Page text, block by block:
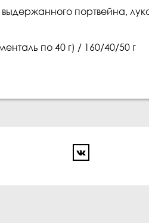
выдержанного портвейна,
по 40 г) / 160/40/50 г